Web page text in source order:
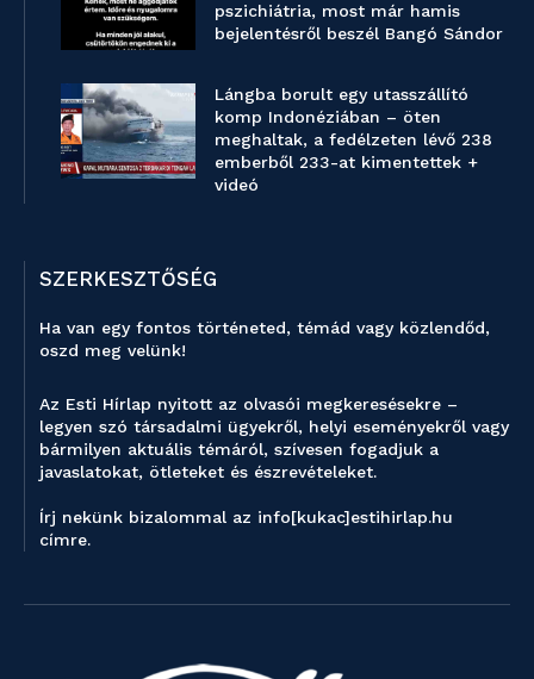
pszichiátria, most már hamis
bejelentésről beszél Bangó Sándor
Lángba borult egy utasszállító
komp Indonéziában – öten
meghaltak, a fedélzeten lévő 238
emberből 233-at kimentettek +
videó
SZERKESZTŐSÉG
Ha van egy fontos történeted, témád vagy közlendőd,
oszd meg velünk!
Az Esti Hírlap nyitott az olvasói megkeresésekre –
legyen szó társadalmi ügyekről, helyi eseményekről vagy
bármilyen aktuális témáról, szívesen fogadjuk a
javaslatokat, ötleteket és észrevételeket.
Írj nekünk bizalommal az info[kukac]estihirlap.hu
címre.